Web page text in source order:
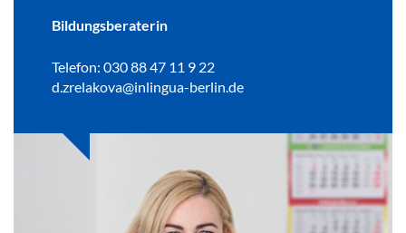
Bildungsberaterin
Telefon: 030 88 47 11 9 22
d.zrelakova@inlingua-berlin.de